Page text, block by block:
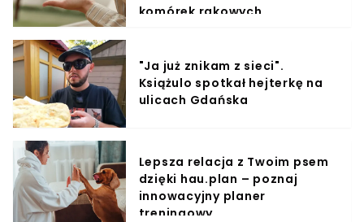
komórek rakowych
"Ja już znikam z sieci".
Książulo spotkał hejterkę na
ulicach Gdańska
Lepsza relacja z Twoim psem
dzięki hau.plan – poznaj
innowacyjny planer
treningowy